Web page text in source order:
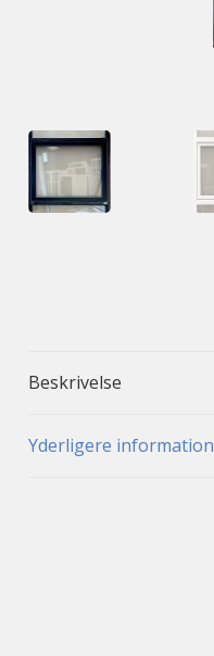
Beskrivelse
Yderligere information